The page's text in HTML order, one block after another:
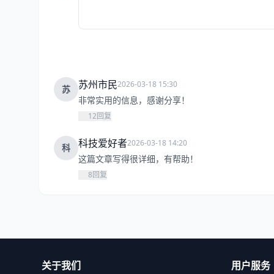
苏 苏州市民2026-03-18 15:30
非常实用的信息，感谢分享！
12回复
科 科技爱好者2026-03-18 14:20
这篇文章写得很详细，有帮助！
8回复
关于我们 用户服务